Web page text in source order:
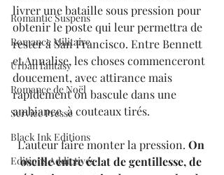
Romantic Suspens
Romance Militaire
Urban fantasy
Romance de Noël
Service Presse
Black Ink Editions
Editions Addictives
livrer une bataille sous pression pour
obtenir le poste qui leur permettra de
rester à San Francisco. Entre Bennett
et Annalise, les choses commenceront
doucement, avec attirance mais
rapidement on bascule dans une
ambiance  à couteaux tirés.
L’auteur faire monter la pression. On
oscille entre éclat de gentillesse, de